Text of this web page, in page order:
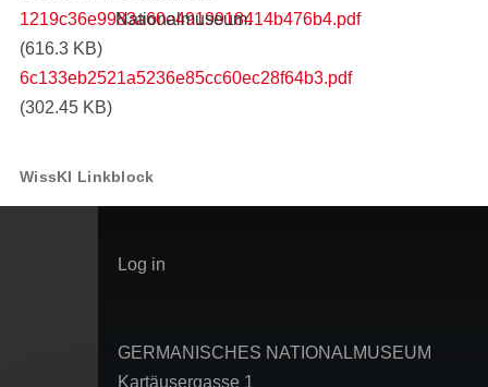
1219c36e9983a60e4919918414b476b4.pdf
(616.3 KB)
6c133eb2521a5236e85cc60ec28f64b3.pdf
(302.45 KB)
Nationalmuseum.
WissKI Linkblock
User
account
Log in
GERMANISCHES NATIONALMUSEUM
Kartäusergasse 1